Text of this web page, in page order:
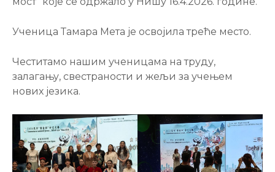
Ученица Тамара Мета је освојила треће место.
Честитамо нашим ученицама на труду,
залагању, свестраности и жељи за учењем
нових језика.